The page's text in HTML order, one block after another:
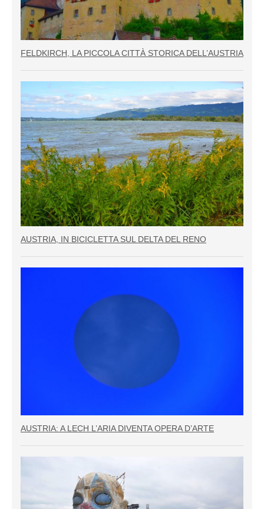
FELDKIRCH, LA PICCOLA CITTÀ STORICA DELL’AUSTRIA
AUSTRIA, IN BICICLETTA SUL DELTA DEL RENO
AUSTRIA: A LECH L’ARIA DIVENTA OPERA D’ARTE